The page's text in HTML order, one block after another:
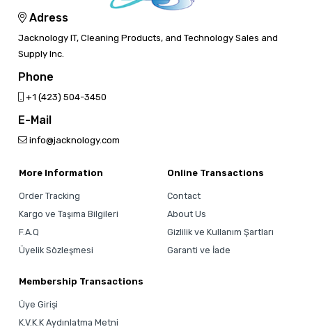
Adress
Jacknology IT, Cleaning Products, and Technology Sales and
Supply Inc.
Phone
‎+1 (423) 504-3450
E-Mail
info@jacknology.com
More Information
Order Tracking
Kargo ve Taşıma Bilgileri
F.A.Q
Üyelik Sözleşmesi
Online Transactions
Contact
About Us
Gizlilik ve Kullanım Şartları
Garanti ve İade
Membership Transactions
Üye Girişi
K.V.K.K Aydınlatma Metni